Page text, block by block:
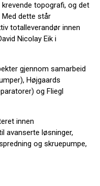
topografi, og det
dette står
totalleverandør innen
Nicolay Eik i
gjennom samarbeid
Højgaards
og Fliegl
innen
avanserte løsninger,
og skruepumpe,